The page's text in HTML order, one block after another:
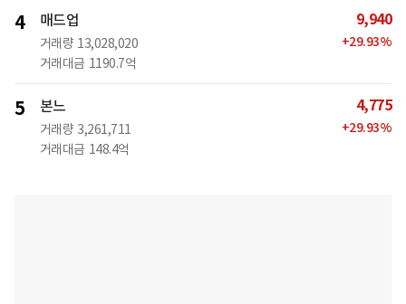
4 매드업
거래량 13,028,020
거래대금 1190.7억
9,940
+29.93%
5 본느
거래량 3,261,711
거래대금 148.4억
4,775
+29.93%